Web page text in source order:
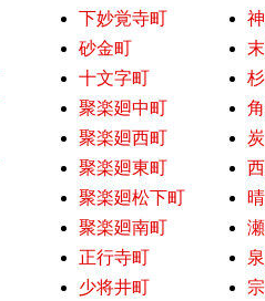
下妙覚寺町
砂金町
十文字町
聚楽廻中町
聚楽廻西町
聚楽廻東町
聚楽廻松下町
聚楽廻南町
正行寺町
少将井町